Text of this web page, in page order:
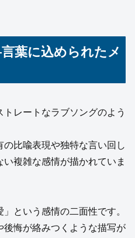
葉に込められたメ
レートなラブソングのよう
比喩表現や独特な言い回し
複雑な感情が描かれていま
という感情の二面性です。
悔が絡みつくような描写が